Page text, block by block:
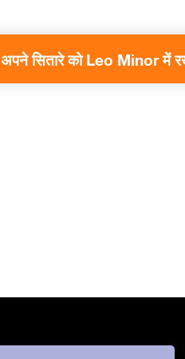
अपने सितारे को Leo Minor में